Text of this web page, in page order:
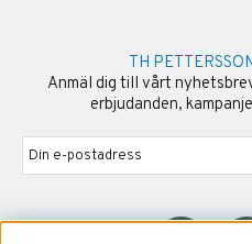
TH
Anmäl dig till vårt
erbjudanden,